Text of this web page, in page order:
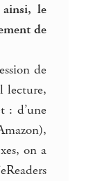
le
de
de
lecture,
: d’une
on a